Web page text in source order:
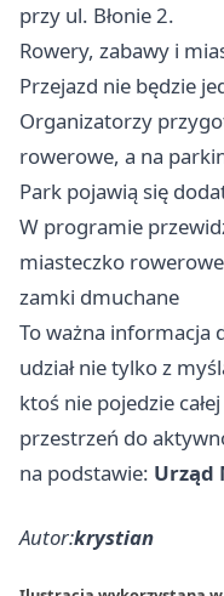
przy ul. Błonie 2.
Rowery, zabawy i
Przejazd nie będzie
Organizatorzy
rowerowe, a na
Park pojawią się
W programie
miasteczko rowerowe
zamki dmuchane
To ważna informacja
udział nie tylko z
ktoś nie pojedzie
przestrzeń do
na podstawie: Urząd
Autor:krystian